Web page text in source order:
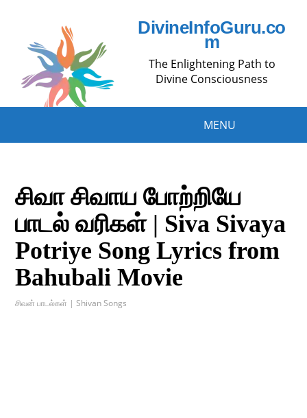
DivineInfoGuru.co
m
The Enlightening Path to
Divine Consciousness
MENU
சிவா சிவாய போற்றியே
பாடல் வரிகள் | Siva Sivaya
Potriye Song Lyrics from
Bahubali Movie
சிவன் பாடல்கள் | Shivan Songs